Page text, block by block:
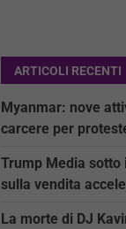
ARTICOLI RECENTI
Myanmar: nove
carcere per
Trump Media sotto
sulla vendita
La morte di DJ